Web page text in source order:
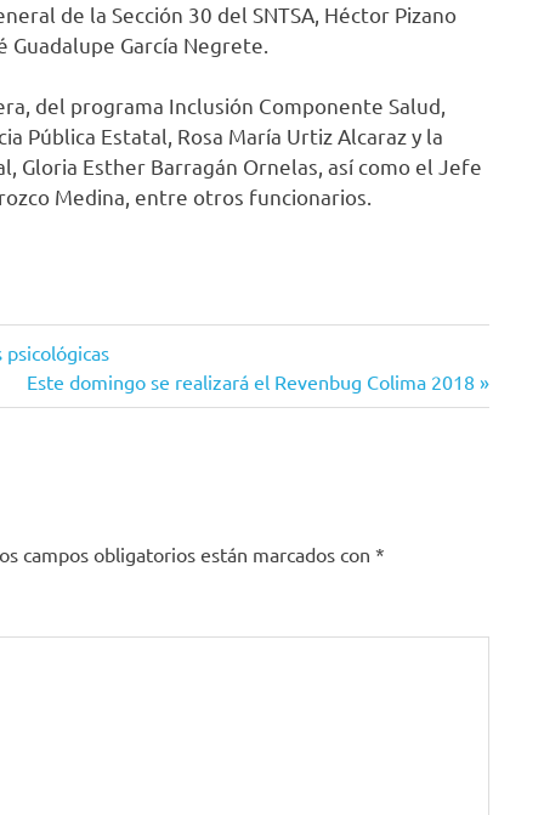
de la Sección 30 del SNTSA, Héctor Pizano
García Negrete.
del programa Inclusión Componente Salud,
Pública Estatal, Rosa María Urtiz Alcaraz y la
Gloria Esther Barragán Ornelas, así como el Jefe
Medina, entre otros funcionarios.
Siguiente
entrada:
Este domingo se realizará el Revenbug Colima 2018
campos obligatorios están marcados con *